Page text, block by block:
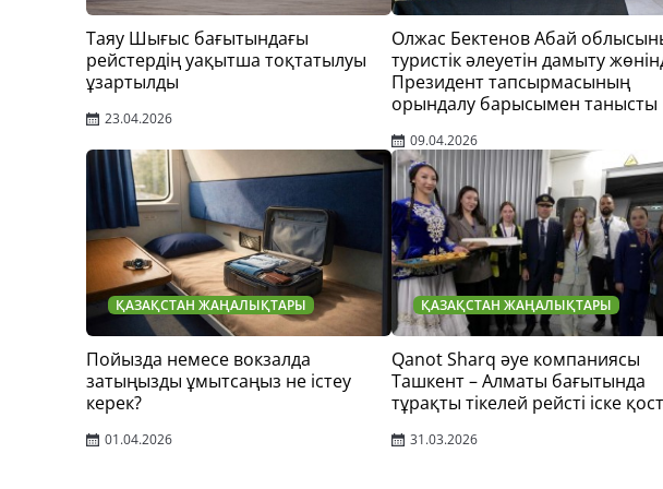
Таяу Шығыс бағытындағы
рейстердің уақытша тоқтатылуы
ұзартылды
23.04.2026
Олжас Бектенов Абай
туристік әлеуетін дамыту
Президент тапсырмасының
орындалу барысымен танысты
09.04.2026
ҚАЗАҚСТАН ЖАҢАЛЫҚТАРЫ
Пойызда немесе вокзалда
затыңызды ұмытсаңыз не істеу
керек?
01.04.2026
ҚАЗАҚСТАН ЖАҢАЛЫҚТАРЫ
Qanot Sharq әуе компаниясы
Ташкент – Алматы бағытында
тұрақты тікелей рейсті іске
31.03.2026